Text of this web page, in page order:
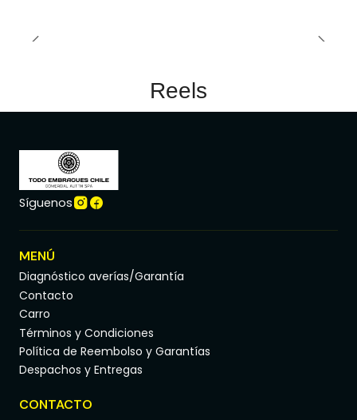
Reels
Síguenos
MENÚ
Diagnóstico averías/Garantía
Contacto
Carro
Términos y Condiciones
Política de Reembolso y Garantías
Despachos y Entregas
CONTACTO